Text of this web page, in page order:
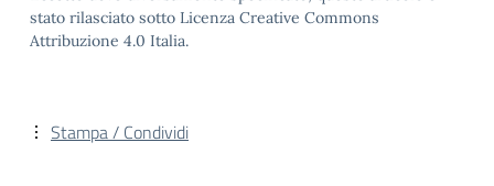
stato rilasciato sotto Licenza Creative Commons
Attribuzione 4.0 Italia.
Stampa / Condividi